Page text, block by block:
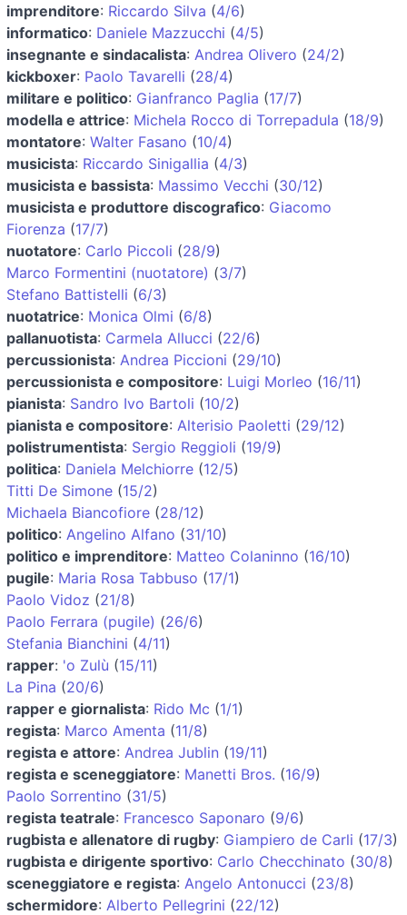
imprenditore: Riccardo Silva (4/6)
informatico: Daniele Mazzucchi (4/5)
insegnante e sindacalista: Andrea Olivero (24/2)
kickboxer: Paolo Tavarelli (28/4)
militare e politico: Gianfranco Paglia (17/7)
modella e attrice: Michela Rocco di Torrepadula (18/9)
montatore: Walter Fasano (10/4)
musicista: Riccardo Sinigallia (4/3)
musicista e bassista: Massimo Vecchi (30/12)
musicista e produttore discografico: Giacomo
Fiorenza (17/7)
nuotatore: Carlo Piccoli (28/9)
Marco Formentini (nuotatore) (3/7)
Stefano Battistelli (6/3)
nuotatrice: Monica Olmi (6/8)
pallanuotista: Carmela Allucci (22/6)
percussionista: Andrea Piccioni (29/10)
percussionista e compositore: Luigi Morleo (16/11)
pianista: Sandro Ivo Bartoli (10/2)
pianista e compositore: Alterisio Paoletti (29/12)
polistrumentista: Sergio Reggioli (19/9)
politica: Daniela Melchiorre (12/5)
Titti De Simone (15/2)
Michaela Biancofiore (28/12)
politico: Angelino Alfano (31/10)
politico e imprenditore: Matteo Colaninno (16/10)
pugile: Maria Rosa Tabbuso (17/1)
Paolo Vidoz (21/8)
Paolo Ferrara (pugile) (26/6)
Stefania Bianchini (4/11)
rapper: 'o Zulù (15/11)
La Pina (20/6)
rapper e giornalista: Rido Mc (1/1)
regista: Marco Amenta (11/8)
regista e attore: Andrea Jublin (19/11)
regista e sceneggiatore: Manetti Bros. (16/9)
Paolo Sorrentino (31/5)
regista teatrale: Francesco Saponaro (9/6)
rugbista e allenatore di rugby: Giampiero de Carli (17/3)
rugbista e dirigente sportivo: Carlo Checchinato (30/8)
sceneggiatore e regista: Angelo Antonucci (23/8)
schermidore: Alberto Pellegrini (22/12)